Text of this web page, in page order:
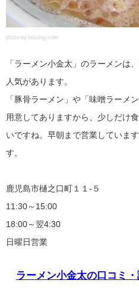
photo by tabelog.com
「ラーメン小金太」のラーメンは
人気があります。
「豚骨ラーメン」や「味噌ラーメ
用意してありますから、少しだけ
いですね。早朝まで営業していま
す。
鹿児島市樋之口町１１-５
11:30～15:00
18:00～翌4:30
日曜日営業
ラーメン小金太の口コミ